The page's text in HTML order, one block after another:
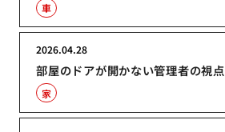
車
部屋のドアが開かない管理者の視点
2026.04.28
家